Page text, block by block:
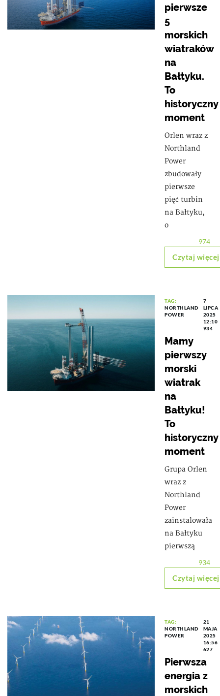
pierwsze
5
morskich
wiatraków
na
Bałtyku.
To
historyczny
moment
Orlen wraz z
Northland
Power
zbudowały
pierwsze
pięć turbin
na Bałtyku,
o
974
Czytaj więcej
TAG:
NORTHLAND
POWER
7
LIPCA
2025
12:10
934
Mamy
pierwszy
morski
wiatrak
na
Bałtyku!
To
historyczny
moment
Grupa Orlen
wraz z
Northland
Power
zainstalowała
na Bałtyku
pierwszą
934
Czytaj więcej
TAG:
NORTHLAND
POWER
21
MAJA
2025
16:56
627
Pierwsza
energia z
morskich